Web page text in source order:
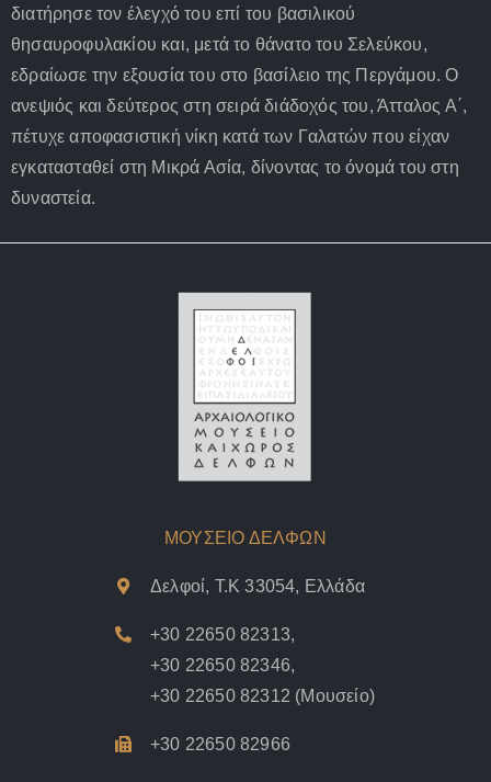
διατήρησε τον έλεγχό του επί του βασιλικού
θησαυροφυλακίου και, μετά το θάνατο του Σελεύκου,
εδραίωσε την εξουσία του στο βασίλειο της Περγάμου. Ο
ανεψιός και δεύτερος στη σειρά διάδοχός του, Άτταλος Α΄,
πέτυχε αποφασιστική νίκη κατά των Γαλατών που είχαν
εγκατασταθεί στη Μικρά Ασία, δίνοντας το όνομά του στη
δυναστεία.
ΜΟΥΣΕΙΟ ΔΕΛΦΩΝ
Δελφοί, Τ.Κ 33054, Ελλάδα
+30 22650 82313,
+30 22650 82346,
+30 22650 82312 (Μουσείο)
+30 22650 82966